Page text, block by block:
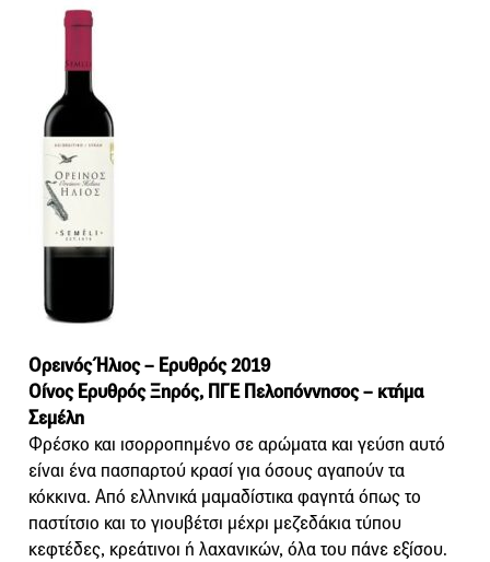
Ορεινός Ήλιος – Ερυθρός 2019
Οίνος Ερυθρός Ξηρός, ΠΓΕ Πελοπόννησος – κτήμα
Σεμέλη
Φρέσκο και ισορροπημένο σε αρώματα και γεύση αυτό
είναι ένα πασπαρτού κρασί για όσους αγαπούν τα
κόκκινα. Από ελληνικά μαμαδίστικα φαγητά όπως το
παστίτσιο και το γιουβέτσι μέχρι μεζεδάκια τύπου
κεφτέδες, κρεάτινοι ή λαχανικών, όλα του πάνε εξίσου.